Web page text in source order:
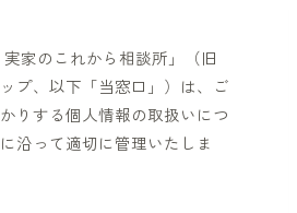
実家のこれから相談所」（旧
プ、以下「当窓口」）は、ご
りする個人情報の取扱いにつ
沿って適切に管理いたしま